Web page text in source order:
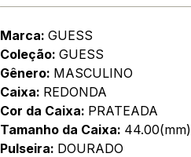
Marca: GUESS
Coleção: GUESS
Gênero: MASCULINO
Caixa: REDONDA
Cor da Caixa: PRATEADA
Tamanho da Caixa: 44.00(mm)
Pulseira: DOURADO